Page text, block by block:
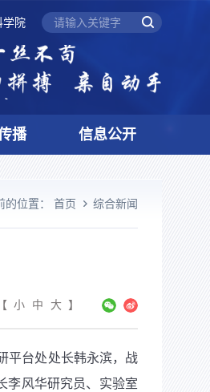
学院
播 信息公开
的位置： 首页 综合新闻
【 小 中 大 】
平台处处长韩永滨，战
李风华研究员、实验室